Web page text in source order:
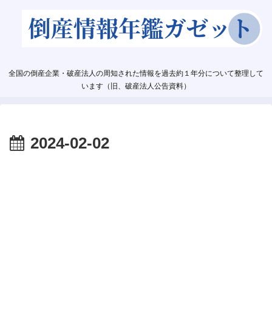
全国の倒産企業・破産法人の周知された情報を過去約１年分について整理して
います（旧、破産法人公告資料）
2024-02-02